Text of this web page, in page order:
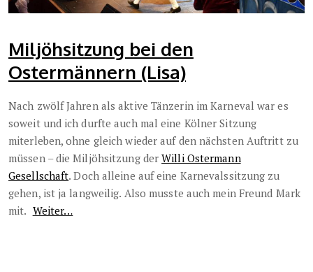
Miljöhsitzung bei den
Ostermännern (Lisa)
Nach zwölf Jahren als aktive Tänzerin im Karneval war es
soweit und ich durfte auch mal eine Kölner Sitzung
miterleben, ohne gleich wieder auf den nächsten Auftritt zu
müssen – die Miljöhsitzung derWilli Ostermann
Gesellschaft. Doch alleine auf eine Karnevalssitzung zu
gehen, ist ja langweilig. Also musste auch mein Freund Mark
mit. Weiter…